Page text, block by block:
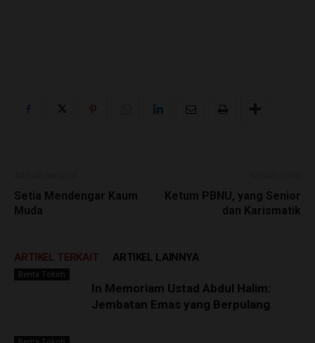
Setia Mendengar Kaum
Muda
Ketum PBNU, yang Senior
dan Karismatik
ARTIKEL TERKAIT ARTIKEL LAINNYA
Berita Tokoh
In Memoriam Ustad Abdul Halim:
Jembatan Emas yang Berpulang